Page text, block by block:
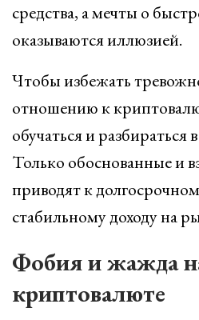
средства, а мечты о
оказываются иллюзией.
Чтобы избежать
отношению к
обучаться и разбираться
Только обоснованные и
приводят к
стабильному доходу на
Фобия и жажда
криптовалюте